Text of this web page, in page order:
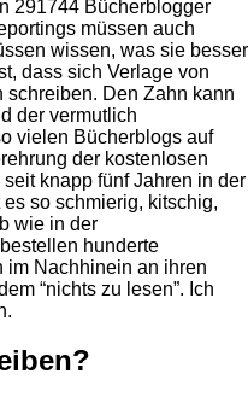
291744 Bücherblogger
müssen auch
wissen, was sie besser
dass sich Verlage von
Den Zahn kann
der vermutlich
vielen Bücherblogs auf
der kostenlosen
knapp fünf Jahren in der
so schmierig, kitschig,
wie in der
hunderte
im Nachhinein an ihren
“nichts zu lesen”. Ich